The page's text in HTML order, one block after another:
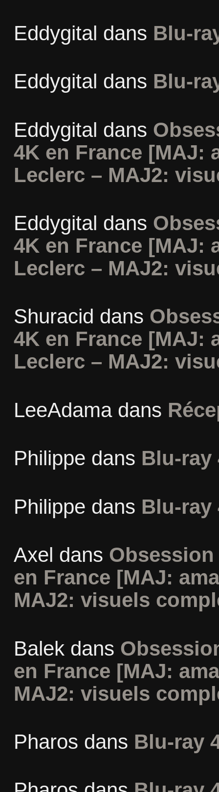
Eddygital dans Blu-
Eddygital dans Blu-
Eddygital dans
4K en France [MAJ:
Leclerc – MAJ2:
Eddygital dans
4K en France [MAJ:
Leclerc – MAJ2:
Shuracid dans
4K en France [MAJ:
Leclerc – MAJ2:
LeeAdamadans
Philippe dans Blu-ray
Philippe dans Blu-ray
Axel dans
en France [MAJ:
MAJ2: visuels
Balekdans
en France [MAJ:
MAJ2: visuels
Pharos dans Blu-ray